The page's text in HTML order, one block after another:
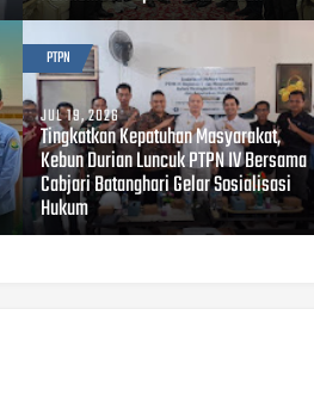
PTPN
JUL 19, 2026
Tingkatkan Kepatuhan Masyarakat,
Kebun Durian Luncuk PTPN IV Bersama
Cabjari Batanghari Gelar Sosialisasi
Hukum